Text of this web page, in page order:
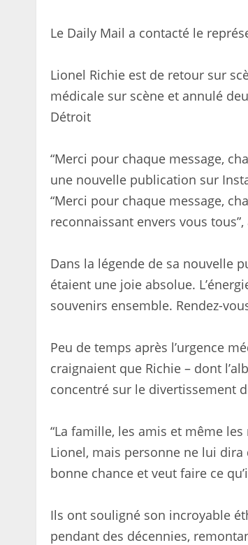
Le Daily Mail a contacté le
Lionel Richie est de retour sur
médicale sur scène et annulé
Détroit
“Merci pour chaque message,
une nouvelle publication sur
“Merci pour chaque message,
reconnaissant envers vous
Dans la légende de sa nouvelle
étaient une joie absolue.
souvenirs ensemble. Rendez-
Peu de temps après l’urgence
craignaient que Richie – dont
concentré sur le divertissement
“La famille, les amis et même
Lionel, mais personne ne lui
bonne chance et veut faire ce
Ils ont souligné son incroyable
pendant des décennies,